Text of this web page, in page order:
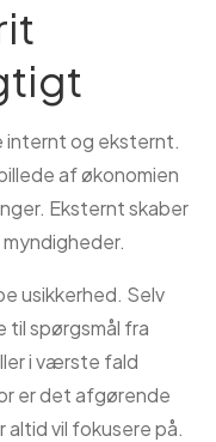
internt og eksternt.
af økonomien
Eksternt skaber
usikkerhed. Selv
til spørgsmål fra
i værste fald
er det afgørende
altid vil fokusere på.